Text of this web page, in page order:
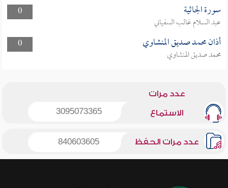
0
سورة الجاثية
عبد السلام غالب السفياني
0
أذان محمد صديق المنشاوي
محمد صديق المنشاوي
عدد مرات
الاستماع 3095073365
عدد مرات الحفظ 840603605